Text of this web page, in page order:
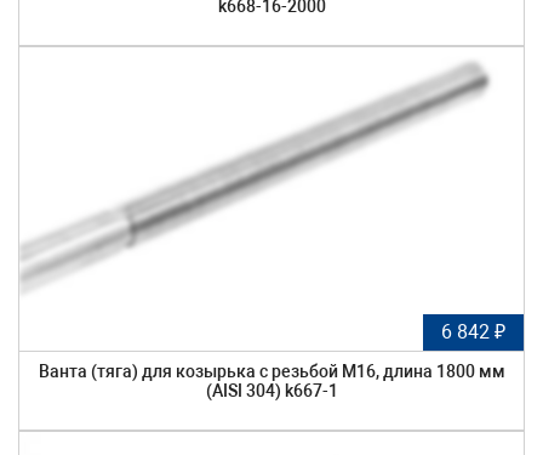
k668-16-2000
6 842 ₽
Ванта (тяга) для козырька с резьбой М16, длина 1800 мм
(AISI 304) k667-1